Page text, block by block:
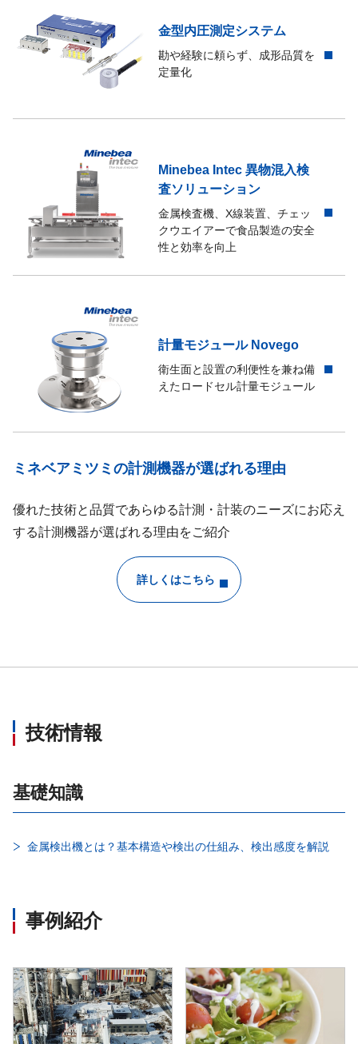
金型内圧測定システム
勘や経験に頼らず、成形品質を
定量化
Minebea Intec 異物混入検
査ソリューション
金属検査機、X線装置、チェッ
クウエイアーで食品製造の安全
性と効率を向上
計量モジュール Novego
衛生面と設置の利便性を兼ね備
えたロードセル計量モジュール
ミネベアミツミの計測機器が選ばれる理由
優れた技術と品質であらゆる計測・計装のニーズにお応え
する計測機器が選ばれる理由をご紹介
詳しくはこちら
技術情報
基礎知識
金属検出機とは？基本構造や検出の仕組み、検出感度を解説
事例紹介